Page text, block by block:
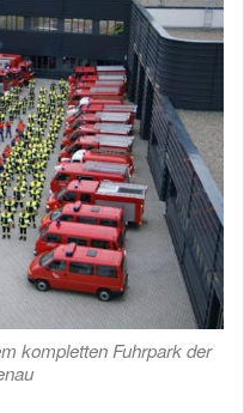
kompletten Fuhrpark der